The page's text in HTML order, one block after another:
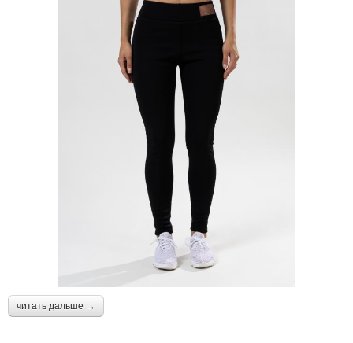
читать дальше →